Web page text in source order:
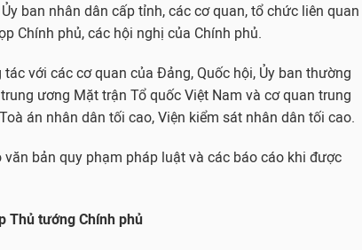
ban nhân dân cấp tỉnh, các cơ quan, tổ chức liên quan
Chính phủ, các hội nghị của Chính phủ.
với các cơ quan của Đảng, Quốc hội, Ủy ban thường
ương Mặt trận Tổ quốc Việt Nam và cơ quan trung
án nhân dân tối cao, Viện kiểm sát nhân dân tối cao.
bản quy phạm pháp luật và các báo cáo khi được
Thủ tướng Chính phủ